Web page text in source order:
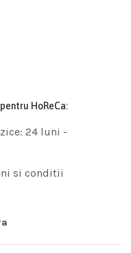
HoReCa:
24 luni -
si conditii